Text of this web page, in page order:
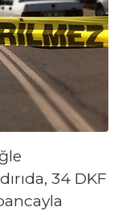
34 DKF